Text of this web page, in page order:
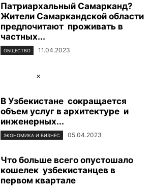
Патриархальный Самарканд?
Жители Самаркандской области
предпочитают проживать в
частных...
ОБЩЕСТВО 11.04.2023
×
В Узбекистане сокращается
объем услуг в архитектуре и
инженерных...
ЭКОНОМИКА И БИЗНЕС 05.04.2023
Что больше всего опустошало
кошелек узбекистанцев в
первом квартале